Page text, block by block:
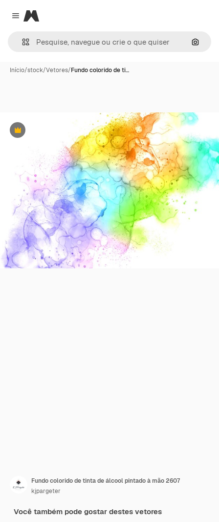
Close menu
Magnific
Início/stock/Vetores/Fundo colorido de ti…
Premium
Fundo colorido de tinta de álcool pintado à mão 2607
kjpargeter
Você também pode gostar destes vetores